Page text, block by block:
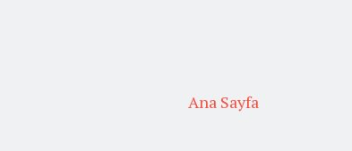
Ana Sayfa